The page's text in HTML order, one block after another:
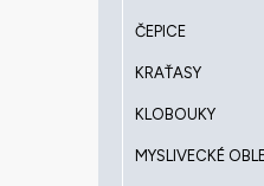
ČEPICE
KRAŤASY
KLOBOUKY
MYSLIVECKÉ